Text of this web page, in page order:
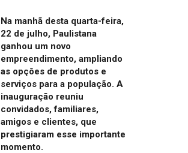
Na manhã desta quarta-feira,
22 de julho, Paulistana
ganhou um novo
empreendimento, ampliando
as opções de produtos e
serviços para a população. A
inauguração reuniu
convidados, familiares,
amigos e clientes, que
prestigiaram esse importante
momento.